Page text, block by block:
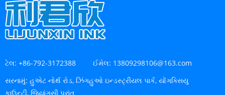
ટેલ: +86-792-3172388 ઈમેલ: 13809298106@163.com
સરનામું: હુએટ નોર્થ રોડ, ઝિંગહુઓ ઇન્ડસ્ટ્રીયલ પાર્ક, યોંગક્સિયુ
કાઉન્ટી, જિયાંગસી પ્રાંત